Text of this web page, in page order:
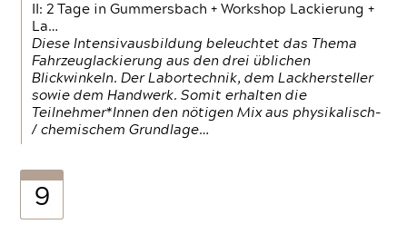
II: 2 Tage in Gummersbach + Workshop Lackierung +
La…
Diese Intensivausbildung beleuchtet das Thema
Fahrzeuglackierung aus den drei üblichen
Blickwinkeln. Der Labortechnik, dem Lackhersteller
sowie dem Handwerk. Somit erhalten die
Teilnehmer*Innen den nötigen Mix aus physikalisch-
/ chemischem Grundlage…
9